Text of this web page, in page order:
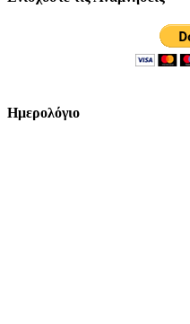
Ημερολόγιο